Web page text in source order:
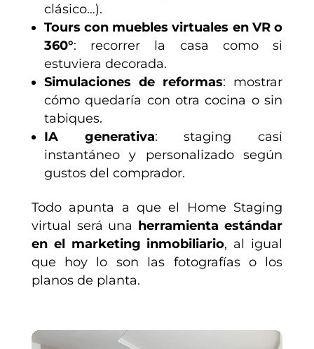
clásico…).
Tours con muebles virtuales en VR o
360°: recorrer la casa como si
estuviera decorada.
Simulaciones de reformas: mostrar
cómo quedaría con otra cocina o sin
tabiques.
IA generativa: staging casi
instantáneo y personalizado según
gustos del comprador.
Todo apunta a que el Home Staging
virtual será una herramienta estándar
en el marketing inmobiliario, al igual
que hoy lo son las fotografías o los
planos de planta.